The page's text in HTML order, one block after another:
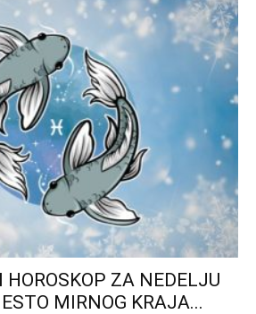
HOROSKOP ZA NEDELJU
MIRNOG KRAJA...